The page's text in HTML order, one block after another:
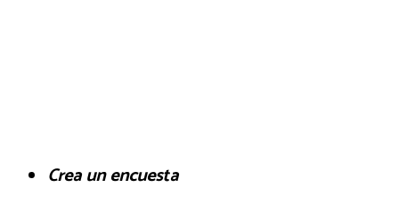
Crea un encuesta